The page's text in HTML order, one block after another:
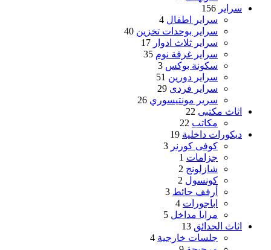
سراير 156
سراير اطفال 4
سراير بوحدات تخزين 40
سراير ثلاث ادوار 17
سراير غرفة نوم 35
سكونة بوكس 3
سراير دورين 51
سراير فردى 29
سرير مونتيسوري 26
اثاث مكتبى 22
مكاتب 22
ديكورات داخلية 19
كوفى كورنر 3
جزامات 1
شازلونج 2
كونسول 2
أرفف حائط 3
اباجورات 4
مرايا مداخل 5
اثاث الحدائق 13
جلسات خارجية 4